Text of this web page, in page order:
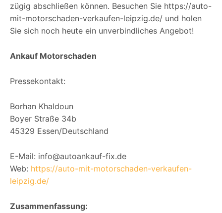
zügig abschließen können. Besuchen Sie https://auto-
mit-motorschaden-verkaufen-leipzig.de/ und holen
Sie sich noch heute ein unverbindliches Angebot!
Ankauf Motorschaden
Pressekontakt:
Borhan Khaldoun
Boyer Straße 34b
45329 Essen/Deutschland
E-Mail: info@autoankauf-fix.de
Web: https://auto-mit-motorschaden-verkaufen-
leipzig.de/
Zusammenfassung: